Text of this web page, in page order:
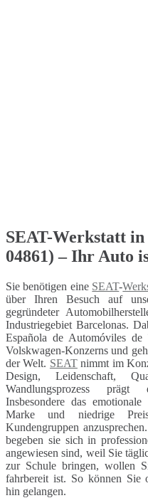
SEAT-Werkstatt in
04861) – Ihr Auto
Sie benötigen eine SEAT-
über Ihren Besuch auf
gegründeter
Industriegebiet Barcelonas.
Española de Automóviles
Volskwagen-Konzerns und
der Welt. SEATnimmt im
Design, Leidenschaft,
Wandlungsprozess prägt
Insbesondere das
Marke und niedrige
Kundengruppen
begeben sie sich in
angewiesen sind, weil Sie
zur Schule bringen, wollen
fahrbereit ist. So können Sie
hin gelangen.